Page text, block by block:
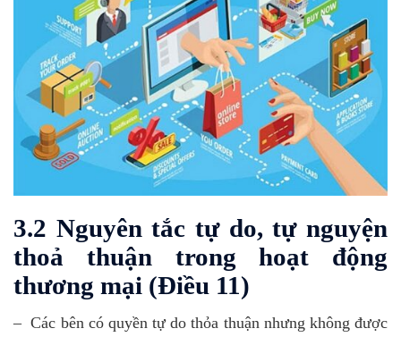
3.2 Nguyên tắc tự do, tự nguyện
thoả thuận trong hoạt động
thương mại (Điều 11)
– Các bên có quyền tự do thỏa thuận nhưng không được